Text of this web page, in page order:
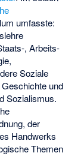
umfasste:
, Arbeits-
Soziale
und
Sozialismus.
der
Handwerks
Themen